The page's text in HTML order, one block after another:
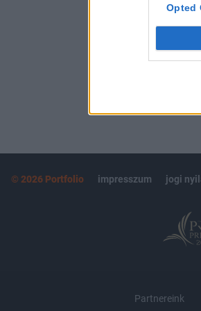
Opted
MÁR
© 2026 Portfolio impresszum jogi
Partnereink